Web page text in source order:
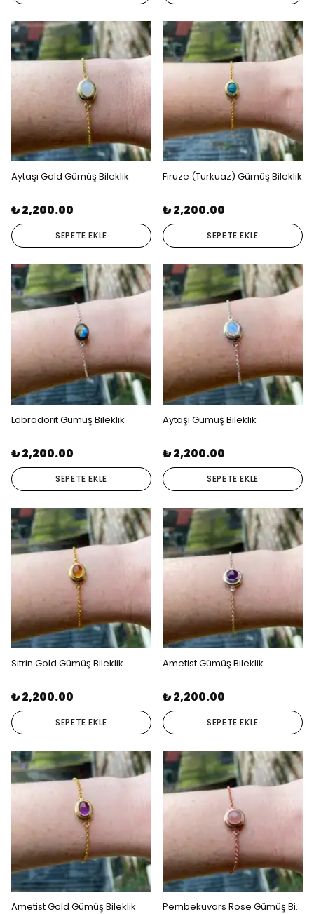
Aytaşı Gold Gümüş Bileklik
₺ 2,200.00
SEPETE EKLE
Firuze (Turkuaz) Gümüş Bileklik
₺ 2,200.00
SEPETE EKLE
Labradorit Gümüş Bileklik
₺ 2,200.00
SEPETE EKLE
Aytaşı Gümüş Bileklik
₺ 2,200.00
SEPETE EKLE
Sitrin Gold Gümüş Bileklik
₺ 2,200.00
SEPETE EKLE
Ametist Gümüş Bileklik
₺ 2,200.00
SEPETE EKLE
Ametist Gold Gümüş Bileklik Pembekuvars Rose Gümüş Bileklik